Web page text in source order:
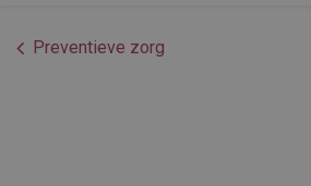
Preventieve zorg